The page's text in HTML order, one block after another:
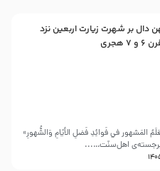
دال بر شهرت زیارت اربعین نزد
المَشهور في فَوائِدِ فَضلِ الأيّامِ وَالشُّهورِ»
برجسته‌ی اهل‌سنّت…...